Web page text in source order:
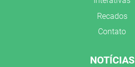
Recados
Contato
NOTÍCIAS